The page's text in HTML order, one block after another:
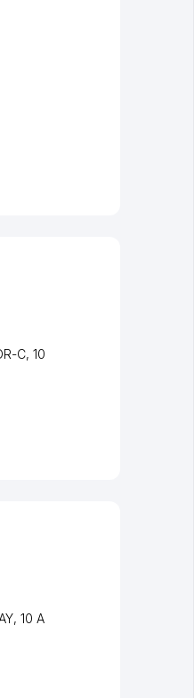
C, 10
, 10 А